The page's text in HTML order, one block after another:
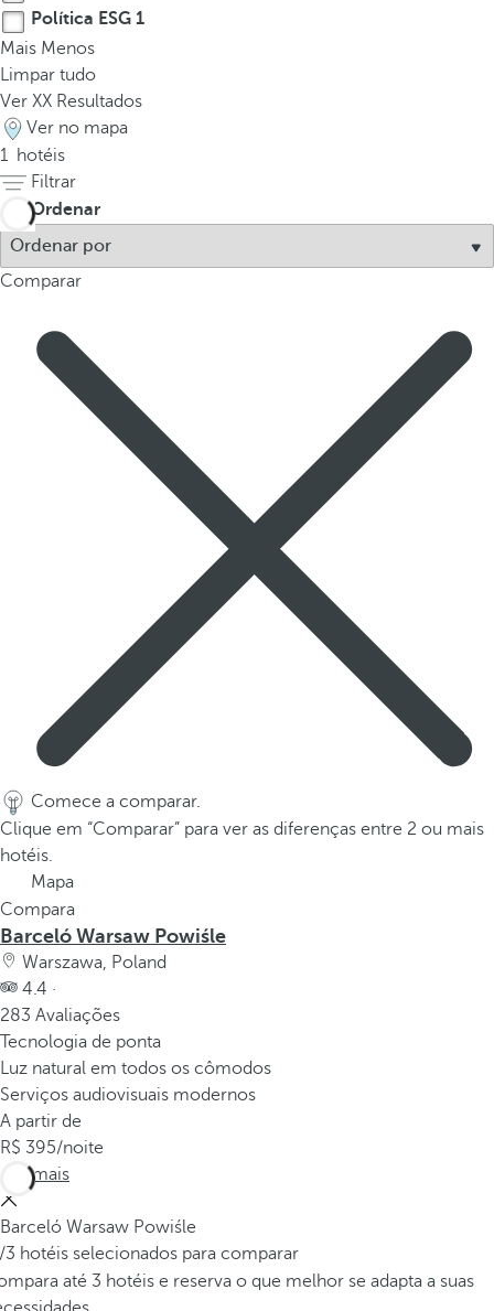
Política ESG 1
Mais Menos
Limpar tudo
Ver XX Resultados
Ver no mapa
1 hotéis
Filtrar
Ordenar
Comparar
Comece a comparar.
Clique em “Comparar” para ver as diferenças entre 2 ou mais
hotéis.
Mapa
Compara
Barceló Warsaw Powiśle
Warszawa, Poland
4.4 ·
283 Avaliações
Tecnologia de ponta
Luz natural em todos os cômodos
Serviços audiovisuais modernos
A partir de
395/noite
Ver mais
Barceló Warsaw Powiśle
/3 hotéis selecionados para comparar
até 3 hotéis e reserva o que melhor se adapta a suas